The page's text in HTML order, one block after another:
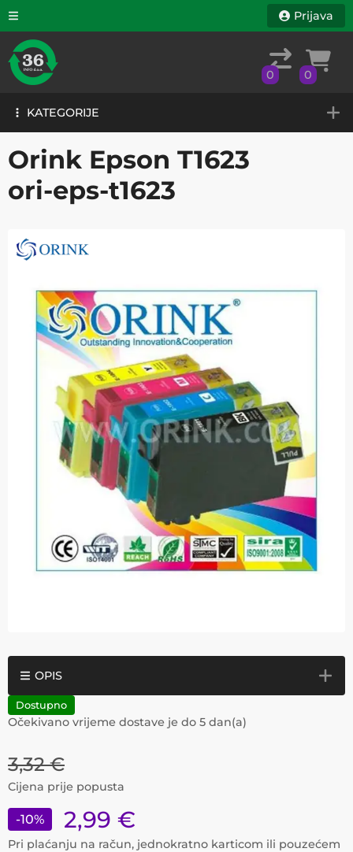
KATEGORIJE
Prijava
0 0
KATEGORIJE
Orink Epson T1623
ori-eps-t1623
OPIS
Dostupno
Očekivano vrijeme dostave je do 5 dan(a)
3,32 €
Cijena prije popusta
-10% 2,99 €
Pri plaćanju na račun, jednokratno karticom ili pouzećem